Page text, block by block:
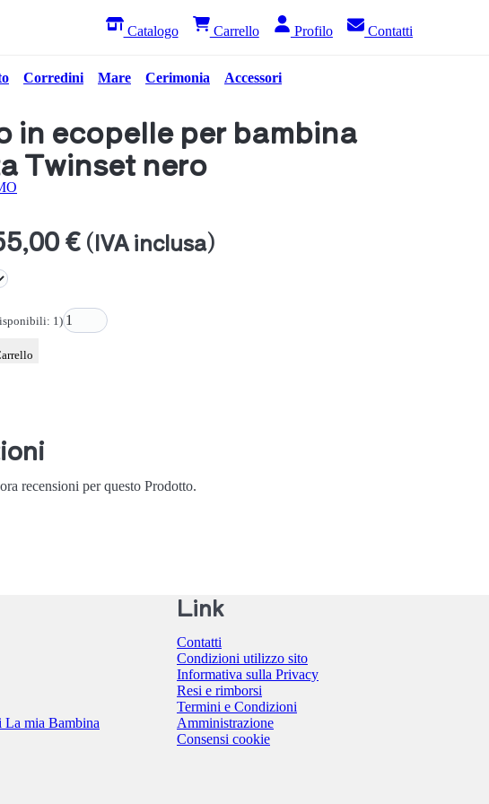
Catalogo Carrello Profilo Contatti
Corredini Mare Cerimonia Accessori
in ecopelle per bambina
Twinset nero
€ (IVA inclusa)
1)
recensioni per questo Prodotto.
La mia Bambina
Link
Contatti
Condizioni utilizzo sito
Informativa sulla Privacy
Resi e rimborsi
Termini e Condizioni
Amministrazione
Consensi cookie